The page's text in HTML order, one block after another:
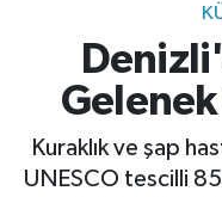
Kuraklık ve şap
UNESCO tescilli
Tüm Manşetler
Son Dakika